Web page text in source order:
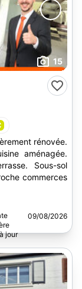
15
rénovée.
aménagée.
Sous-sol
commerces
09/08/2026